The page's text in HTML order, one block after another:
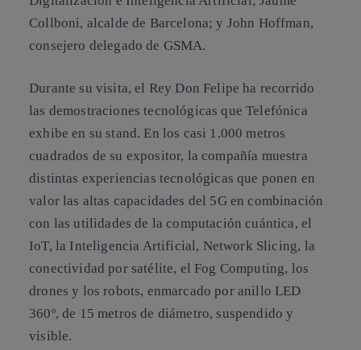
Collboni, alcalde de Barcelona; y John Hoffman,
consejero delegado de GSMA.
Durante su visita, el Rey Don Felipe ha recorrido
las demostraciones tecnológicas que Telefónica
exhibe en su stand. En los casi 1.000 metros
cuadrados de su expositor, la compañía muestra
distintas experiencias tecnológicas que ponen en
valor las altas capacidades del 5G en combinación
con las utilidades de la computación cuántica, el
IoT, la Inteligencia Artificial, Network Slicing, la
conectividad por satélite, el Fog Computing, los
drones y los robots, enmarcado por anillo LED
360º, de 15 metros de diámetro, suspendido y
visible.